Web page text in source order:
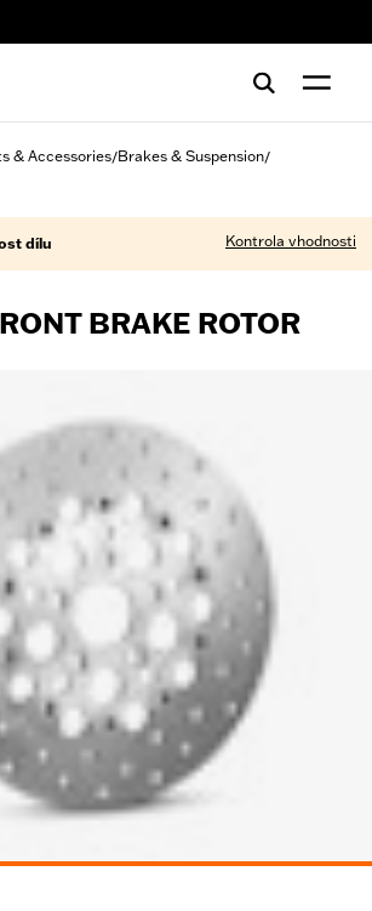
& Accessories/Brakes & Suspension/
dílu Kontrola vhodnosti
BRAKE ROTOR